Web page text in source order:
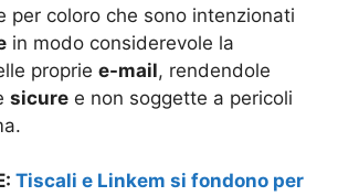
per coloro che sono intenzionati
in modo considerevole la
proprie e-mail, rendendole
sicure e non soggette a pericoli
Tiscali e Linkem si fondono per